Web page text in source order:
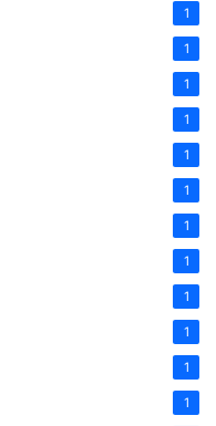
1
1
1
1
1
1
1
1
1
1
1
1